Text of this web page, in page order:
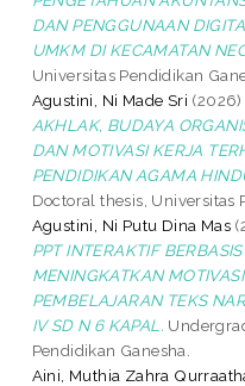
DAN PENGGUNAAN
UMKM DI KECAMATAN
Universitas Pendidikan
Agustini, Ni Made Sri (2026)
AKHLAK, BUDAYA
DAN MOTIVASI KERJA
PENDIDIKAN AGAMA
Doctoral thesis, Universitas
Agustini, Ni Putu Dina Mas
PPT INTERAKTIF
MENINGKATKAN
PEMBELAJARAN TEKS
IV SD N 6 KAPAL.
Pendidikan Ganesha.
Aini, Muthia Zahra